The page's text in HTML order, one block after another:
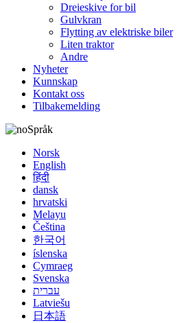
Dreieskive for bil
Gulvkran
Flytting av elektriske biler
Liten traktor
Andre
Nyheter
Kunnskap
Kontakt oss
Tilbakemelding
Språk
Norsk
English
हिंदी
dansk
hrvatski
Melayu
Čeština
한국어
íslenska
Cymraeg
Svenska
עברית
Latviešu
日本語